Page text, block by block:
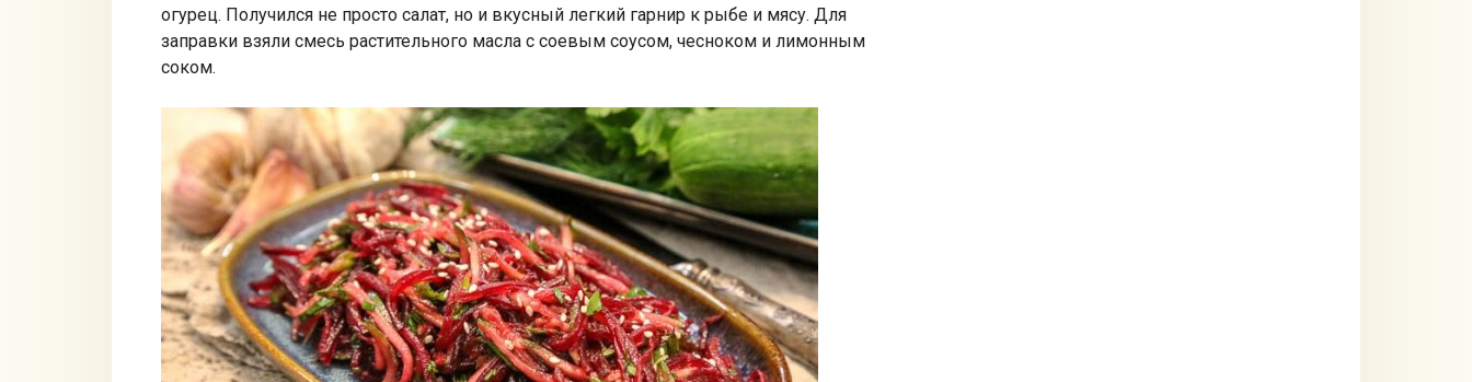
огурец. Получился не просто салат, но и вкусный легкий гарнир к рыбе и мясу. Для
заправки взяли смесь растительного масла с соевым соусом, чесноком и лимонным
соком.